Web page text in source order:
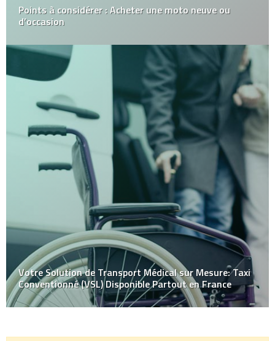
Points à considérer : Acheter une moto neuve ou
d’occasion
Votre Solution de Transport Médical sur Mesure: Taxi
Conventionné (VSL) Disponible Partout en France